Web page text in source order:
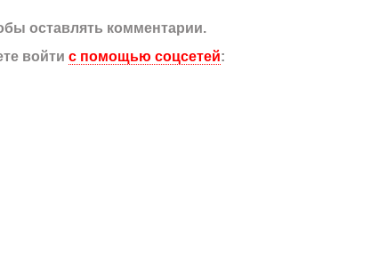
оставлять комментарии.
войти с помощью соцсетей: